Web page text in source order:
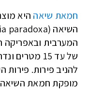
חמאת שיאה היא
המערבית ובאפריקה
להניב פירות. פירות
מופקת חמאת